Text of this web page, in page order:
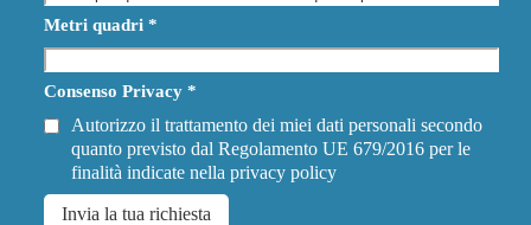
Metri quadri *
Consenso Privacy *
Autorizzo il trattamento dei miei dati personali secondo
quanto previsto dal Regolamento UE 679/2016 per le
finalità indicate nella privacy policy
Invia la tua richiesta